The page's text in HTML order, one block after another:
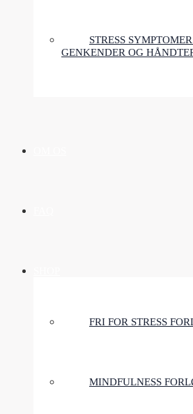
STRESS
GENKENDER OG
FRI FOR STRESS
MINDFULNESS